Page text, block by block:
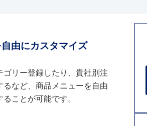
由にカスタマイズ
リー登録したり、貴社別注
など、商品メニューを自由
ことが可能です。